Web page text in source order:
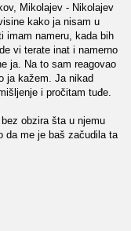
Mikolajev - Nikolajev
kako ja nisam u
imam nameru, kada bih
vi terate inat i namerno
ja. Na to sam reagovao
ja kažem. Ja nikad
i pročitam tuđe.
obzira šta u njemu
da me je baš začudila ta